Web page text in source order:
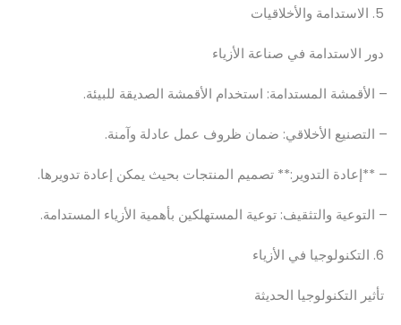
دور الاستدامة في صناعة الأزياء
– الأقمشة المستدامة: استخدام الأقمشة الصديقة للبيئة.
– التصنيع الأخلاقي: ضمان ظروف عمل عادلة وآمنة.
– **إعادة التدوير:** تصميم المنتجات بحيث يمكن إعادة تدويرها.
– التوعية والتثقيف: توعية المستهلكين بأهمية الأزياء المستدامة.
تأثير التكنولوجيا الحديثة